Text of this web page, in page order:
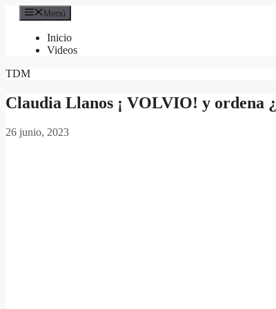
Saltar
contenido
Menú
Inicio
Videos
TDM
Claudia Llanos ¡ VOLVIO! y ordena
26 junio, 2023